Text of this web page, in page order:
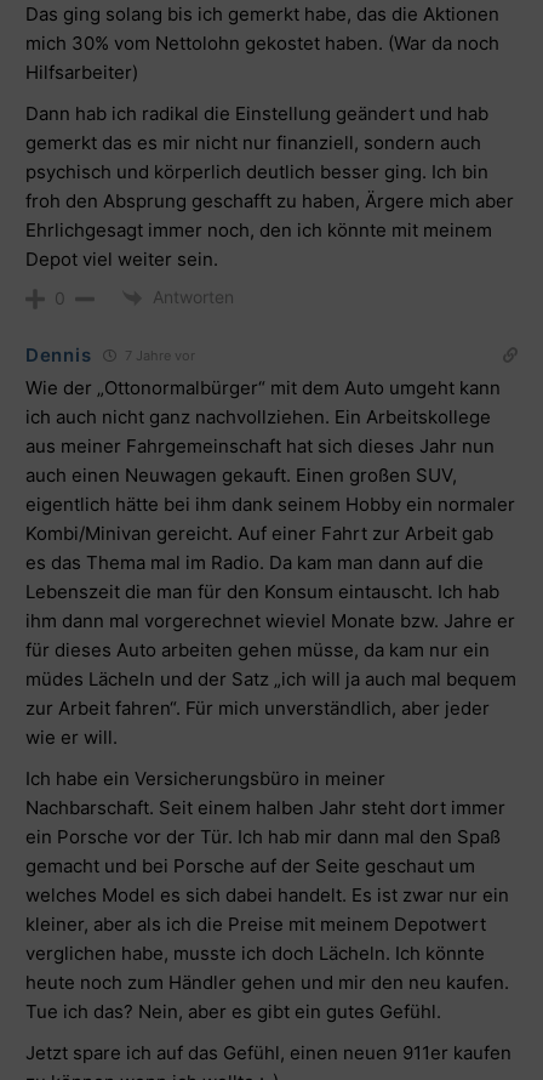
Das ging solang bis ich gemerkt habe, das die Aktionen
mich 30% vom Nettolohn gekostet haben. (War da noch
Hilfsarbeiter)
Dann hab ich radikal die Einstellung geändert und hab
gemerkt das es mir nicht nur finanziell, sondern auch
psychisch und körperlich deutlich besser ging. Ich bin
froh den Absprung geschafft zu haben, Ärgere mich aber
Ehrlichgesagt immer noch, den ich könnte mit meinem
Depot viel weiter sein.
0 Antworten
Dennis 7 Jahre vor
Wie der „Ottonormalbürger“ mit dem Auto umgeht kann
ich auch nicht ganz nachvollziehen. Ein Arbeitskollege
aus meiner Fahrgemeinschaft hat sich dieses Jahr nun
auch einen Neuwagen gekauft. Einen großen SUV,
eigentlich hätte bei ihm dank seinem Hobby ein normaler
Kombi/Minivan gereicht. Auf einer Fahrt zur Arbeit gab
es das Thema mal im Radio. Da kam man dann auf die
Lebenszeit die man für den Konsum eintauscht. Ich hab
ihm dann mal vorgerechnet wieviel Monate bzw. Jahre er
für dieses Auto arbeiten gehen müsse, da kam nur ein
müdes Lächeln und der Satz „ich will ja auch mal bequem
zur Arbeit fahren“. Für mich unverständlich, aber jeder
wie er will.
Ich habe ein Versicherungsbüro in meiner
Nachbarschaft. Seit einem halben Jahr steht dort immer
ein Porsche vor der Tür. Ich hab mir dann mal den Spaß
gemacht und bei Porsche auf der Seite geschaut um
welches Model es sich dabei handelt. Es ist zwar nur ein
kleiner, aber als ich die Preise mit meinem Depotwert
verglichen habe, musste ich doch Lächeln. Ich könnte
heute noch zum Händler gehen und mir den neu kaufen.
Tue ich das? Nein, aber es gibt ein gutes Gefühl.
Jetzt spare ich auf das Gefühl, einen neuen 911er kaufen